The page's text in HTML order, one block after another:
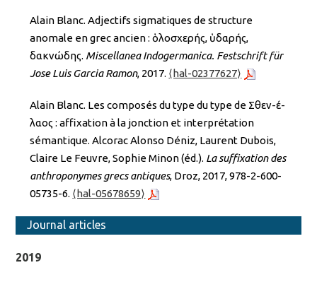
Alain Blanc. Adjectifs sigmatiques de structure
anomale en grec ancien : ὁλοσχερής, ὑδαρής,
δακνώδης. Miscellanea Indogermanica. Festschrift für
Jose Luis Garcia Ramon, 2017. ⟨hal-02377627⟩
Alain Blanc. Les composés du type du type de Σθεν-έ-
λαος : affixation à la jonction et interprétation
sémantique. Alcorac Alonso Déniz, Laurent Dubois,
Claire Le Feuvre, Sophie Minon (éd.). La suffixation des
anthroponymes grecs antiques, Droz, 2017, 978-2-600-
05735-6. ⟨hal-05678659⟩
Journal articles
2019